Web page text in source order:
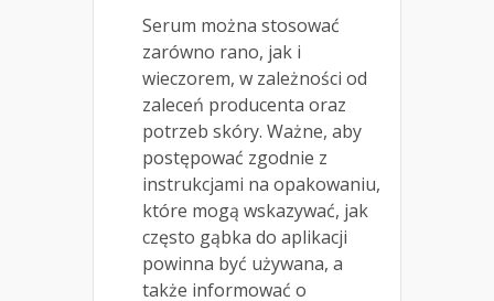
Serum można stosować
zarówno rano, jak i
wieczorem, w zależności od
zaleceń producenta oraz
potrzeb skóry. Ważne, aby
postępować zgodnie z
instrukcjami na opakowaniu,
które mogą wskazywać, jak
często gąbka do aplikacji
powinna być używana, a
także informować o